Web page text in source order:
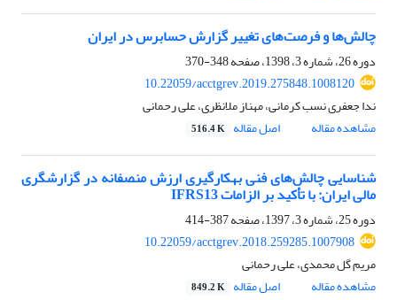
چالش‌ها و فرصت‌های تغییر گزارش حسابرس در ایران
دوره 26، شماره 3، 1398، صفحه
348-370
10.22059/acctgrev.2019.275848.1008120
ندا جعفری نسب کرمانی، مهناز ملانظری، علی رحمانی
مشاهده مقاله
اصل مقاله 516.4 K
شناسایی چالش‌های فنی به‎کارگیری ارزش‎ منصفانه در گزارشگری
مالی ایران: با تأکید بر الزامات IFRS13
دوره 25، شماره 3، 1397، صفحه
387-414
10.22059/acctgrev.2018.259285.1007908
مریم گل محمدی، علی رحمانی
مشاهده مقاله
اصل مقاله 849.2 K